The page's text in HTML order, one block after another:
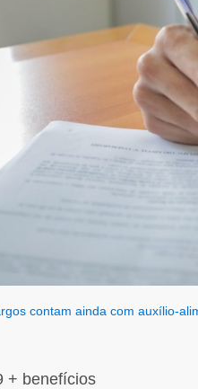
contam ainda com auxílio-
+ benefícios